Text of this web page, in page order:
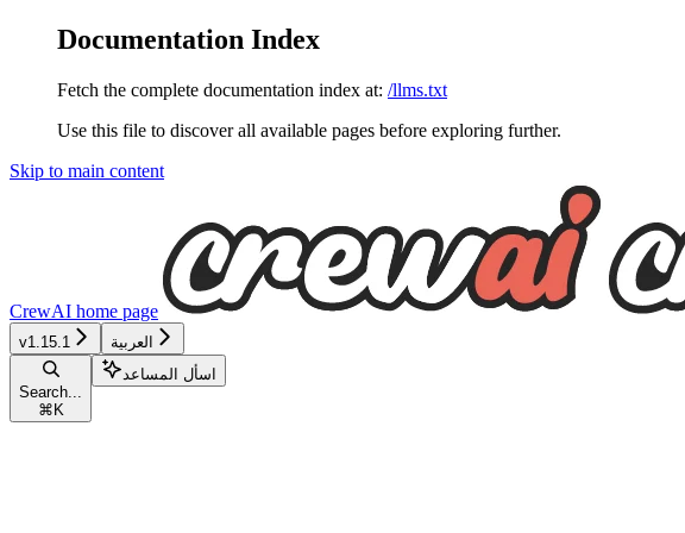
Documentation Index
Fetch the complete documentation index at: /llms.txt
Use this file to discover all available pages before exploring further.
Skip to main content
CrewAI home page
v1.15.1 العربية
Search...
⌘ K
اسأل المساعد